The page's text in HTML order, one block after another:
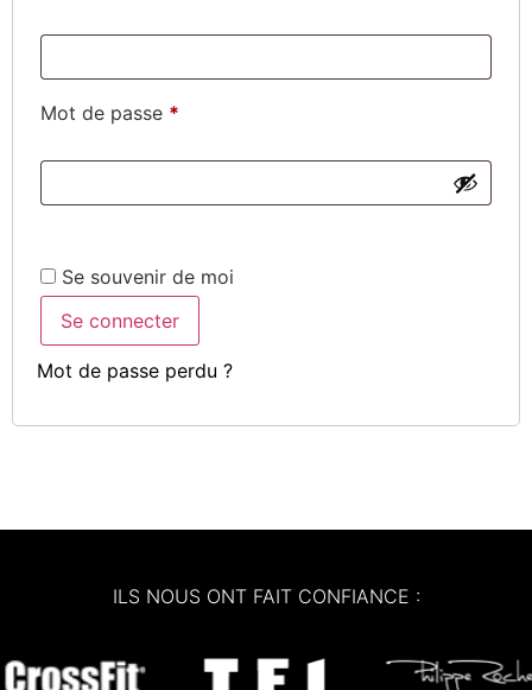
Mot de passe *
Se souvenir de moi
Se connecter
Mot de passe perdu ?
ILS NOUS ONT FAIT CONFIANCE :